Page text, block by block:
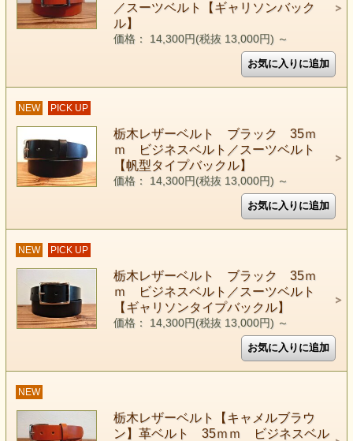
／スーツベルト【ギャリソンバック
ル】
価格： 14,300円(税抜 13,000円) ～
NEW PICK UP
栃木レザーベルト ブラック 35ｍ
ｍ ビジネスベルト／スーツベルト
【帆型タイプバックル】
価格： 14,300円(税抜 13,000円) ～
NEW PICK UP
栃木レザーベルト ブラック 35ｍ
ｍ ビジネスベルト／スーツベルト
【ギャリソンタイプバックル】
価格： 14,300円(税抜 13,000円) ～
NEW
栃木レザーベルト【キャメルブラウ
ン】革ベルト 35ｍｍ ビジネスベル